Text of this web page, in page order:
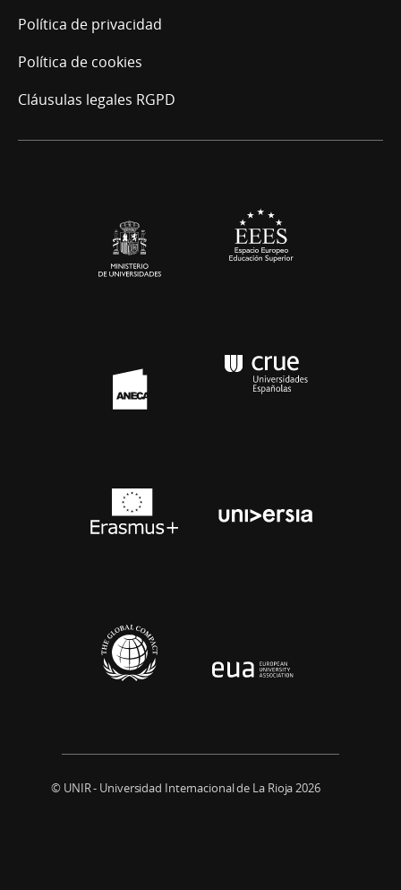
Política de privacidad
Política de cookies
Cláusulas legales RGPD
© UNIR - Universidad Internacional de La Rioja 2026